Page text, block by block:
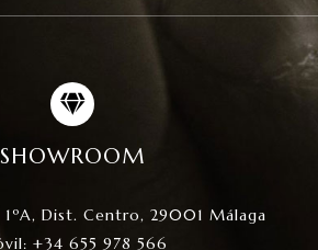
SHOWROOM
Dist. Centro, 29001 Málaga
+34 655 978 566